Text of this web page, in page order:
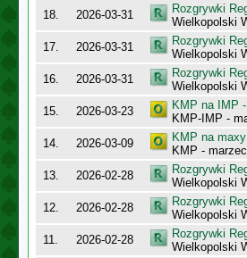
18. 2026-03-31
Rozgrywki
Wielkopolski
17.
2026-03-31
Rozgrywki
Wielkopolski
16.
2026-03-31
Rozgrywki
Wielkopolski
15.
2026-03-23
KMP na IMP
KMP-IMP -
14.
2026-03-09
KMP na
KMP - marzec
13.
2026-02-28
Rozgrywki
Wielkopolski
12.
2026-02-28
Rozgrywki
Wielkopolski
11.
2026-02-28
Rozgrywki
Wielkopolski